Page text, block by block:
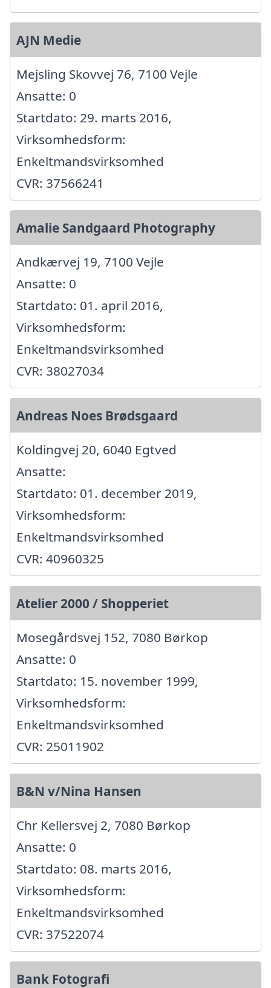
AJN Medie
Mejsling Skovvej 76, 7100 Vejle
Ansatte: 0
Startdato: 29. marts 2016,
Virksomhedsform:
Enkeltmandsvirksomhed
CVR: 37566241
Amalie Sandgaard Photography
Andkærvej 19, 7100 Vejle
Ansatte: 0
Startdato: 01. april 2016,
Virksomhedsform:
Enkeltmandsvirksomhed
CVR: 38027034
Andreas Noes Brødsgaard
Koldingvej 20, 6040 Egtved
Ansatte:
Startdato: 01. december 2019,
Virksomhedsform:
Enkeltmandsvirksomhed
CVR: 40960325
Atelier 2000 / Shopperiet
Mosegårdsvej 152, 7080 Børkop
Ansatte: 0
Startdato: 15. november 1999,
Virksomhedsform:
Enkeltmandsvirksomhed
CVR: 25011902
B&N v/Nina Hansen
Chr Kellersvej 2, 7080 Børkop
Ansatte: 0
Startdato: 08. marts 2016,
Virksomhedsform:
Enkeltmandsvirksomhed
CVR: 37522074
Bank Fotografi